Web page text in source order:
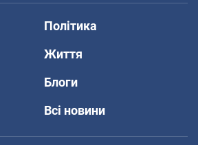
Політика
Життя
Блоги
Всі новини